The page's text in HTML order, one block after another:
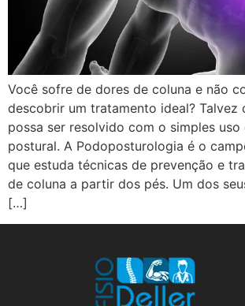
Você sofre de dores de coluna e não
descobrir um tratamento ideal? Talvez
possa ser resolvido com o simples uso
postural. A Podoposturologia é o
que estuda técnicas de prevenção e
de coluna a partir dos pés. Um dos
[…]